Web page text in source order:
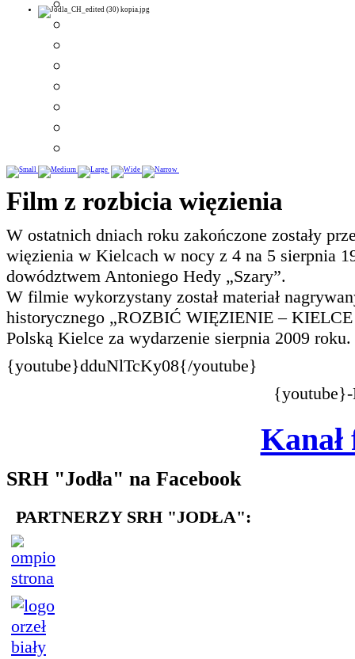
Film z rozbicia więzienia
W ostatnich dniach roku zakończone zostały
więzienia w Kielcach w nocy z 4 na 5 sierpnia
dowództwem Antoniego Hedy „Szary”.
W filmie wykorzystany został materiał
historycznego „ROZBIĆ WIĘZIENIE – KIELCE
Polską Kielce za wydarzenie sierpnia 2009 roku.
{youtube}dduNlTcKy08{/youtube}
SRH "Jodła" na Facebook
PARTNERZY SRH "JODŁA":